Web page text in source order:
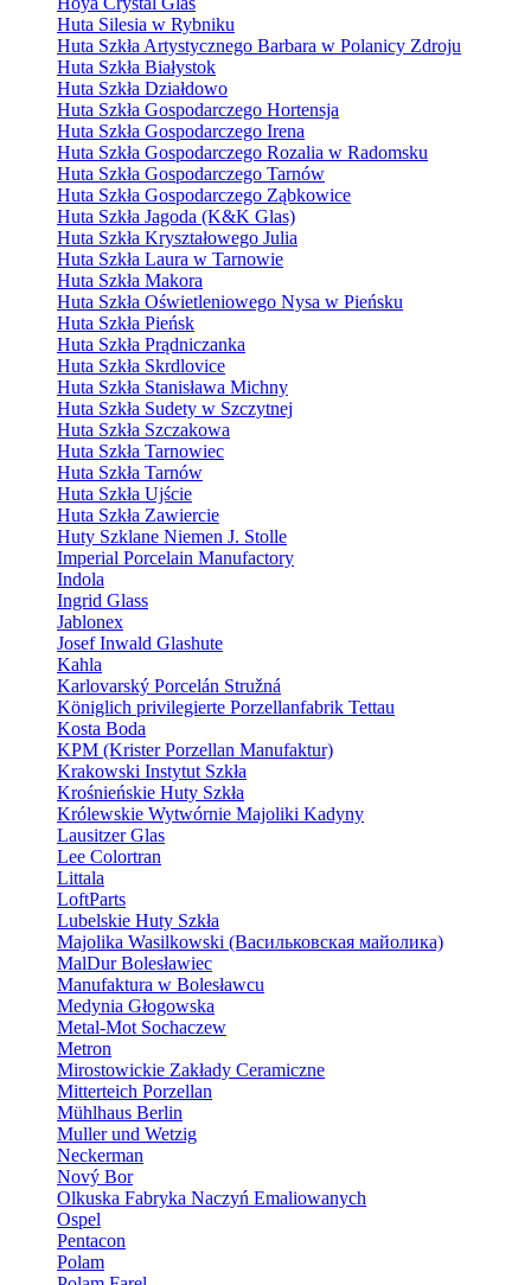
Huta Silesia w Rybniku
Huta Szkła Artystycznego Barbara w Polanicy Zdroju
Huta Szkła Białystok
Huta Szkła Działdowo
Huta Szkła Gospodarczego Hortensja
Huta Szkła Gospodarczego Irena
Huta Szkła Gospodarczego Rozalia w Radomsku
Huta Szkła Gospodarczego Tarnów
Huta Szkła Gospodarczego Ząbkowice
Huta Szkła Jagoda (K&K Glas)
Huta Szkła Kryształowego Julia
Huta Szkła Laura w Tarnowie
Huta Szkła Makora
Huta Szkła Oświetleniowego Nysa w Pieńsku
Huta Szkła Pieńsk
Huta Szkła Prądniczanka
Huta Szkła Skrdlovice
Huta Szkła Stanisława Michny
Huta Szkła Sudety w Szczytnej
Huta Szkła Szczakowa
Huta Szkła Tarnowiec
Huta Szkła Tarnów
Huta Szkła Ujście
Huta Szkła Zawiercie
Huty Szklane Niemen J. Stolle
Imperial Porcelain Manufactory
Indola
Ingrid Glass
Jablonex
Josef Inwald Glashute
Kahla
Karlovarský Porcelán Stružná
Königlich privilegierte Porzellanfabrik Tettau
Kosta Boda
KPM (Krister Porzellan Manufaktur)
Krakowski Instytut Szkła
Krośnieńskie Huty Szkła
Królewskie Wytwórnie Majoliki Kadyny
Lausitzer Glas
Lee Colortran
Littala
LoftParts
Lubelskie Huty Szkła
Majolika Wasilkowski (Васильковская майолика)
MalDur Bolesławiec
Manufaktura w Bolesławcu
Medynia Głogowska
Metal-Mot Sochaczew
Metron
Mirostowickie Zakłady Ceramiczne
Mitterteich Porzellan
Mühlhaus Berlin
Muller und Wetzig
Neckerman
Nový Bor
Olkuska Fabryka Naczyń Emaliowanych
Ospel
Pentacon
Polam